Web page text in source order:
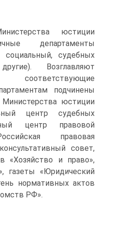
юстиции
департаменты
социальный, судебных
Возглавляют
соответствующие
подчинены
юстиции
центр судебных
центр правовой
правовая
совет,
«Хозяйство и право»,
газеты «Юридический
нормативных актов
РФ».